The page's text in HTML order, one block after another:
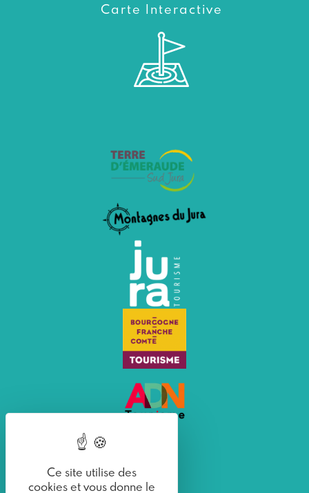
Carte Interactive
Ce site utilise des
cookies et vous donne le